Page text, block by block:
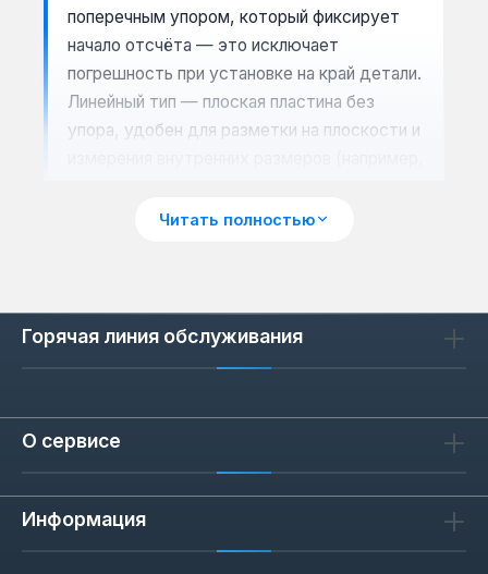
поперечным упором, который фиксирует
начало отсчёта — это исключает
погрешность при установке на край детали.
Линейный тип — плоская пластина без
упора, удобен для разметки на плоскости и
от задачи: колодка даёт большую
Точность измерения 1 мм: что
Точность 1 мм означает, что цена деления
и ремонтных задач (замер мебели,
контроль длины заготовок) такой
Читать полностью
Горячая линия обслуживания
О сервисе
Информация